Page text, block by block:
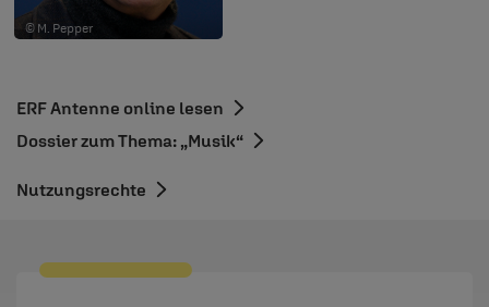
© M. Pepper
ERF Antenne online lesen
Dossier zum Thema: „Musik“
Nutzungsrechte